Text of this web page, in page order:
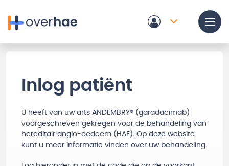
Inlog patiënt
U heeft van uw arts ANDEMBRY® (garadacimab)
voorgeschreven gekregen voor de behandeling van
hereditair angio-oedeem (HAE). Op deze website
kunt u meer informatie vinden over uw behandeling.